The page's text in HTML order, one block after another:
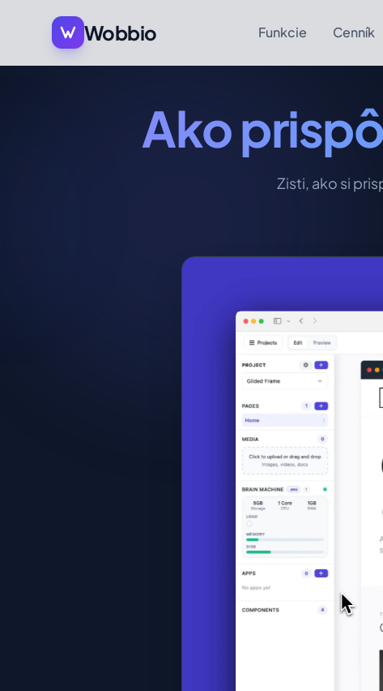
Wobbio Funkcie Cenník
Ako
Zisti, ako si